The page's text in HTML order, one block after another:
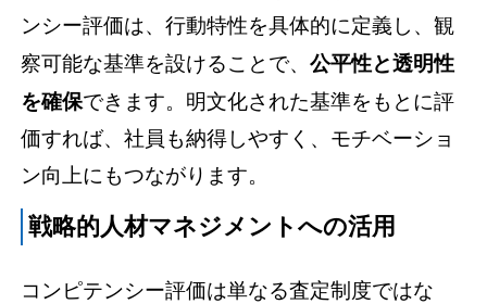
ンシー評価は、行動特性を具体的に定義し、観
察可能な基準を設けることで、公平性と透明性
を確保できます。明文化された基準をもとに評
価すれば、社員も納得しやすく、モチベーショ
ン向上にもつながります。
戦略的人材マネジメントへの活用
コンピテンシー評価は単なる査定制度ではな